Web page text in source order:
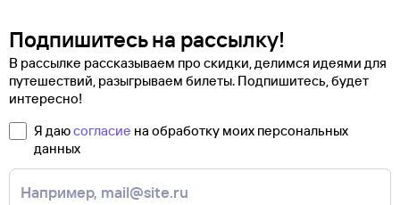
Подпишитесь на рассылку!
В рассылке рассказываем про скидки, делимся идеями для
путешествий, разыгрываем билеты. Подпишитесь, будет
интересно!
Я даюсогласие на обработку моих персональных
данных